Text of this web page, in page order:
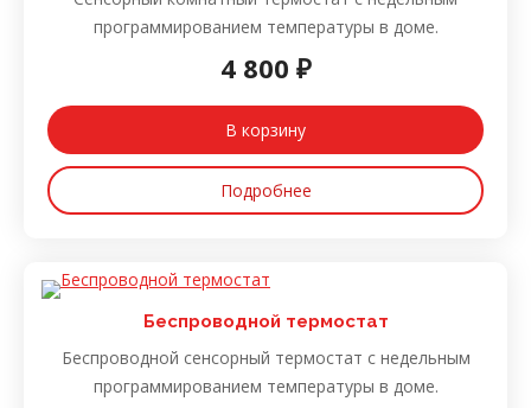
программированием температуры в доме.
4 800 ₽
В корзину
Подробнее
Беспроводной термостат
Беспроводной сенсорный термостат с недельным
программированием температуры в доме.